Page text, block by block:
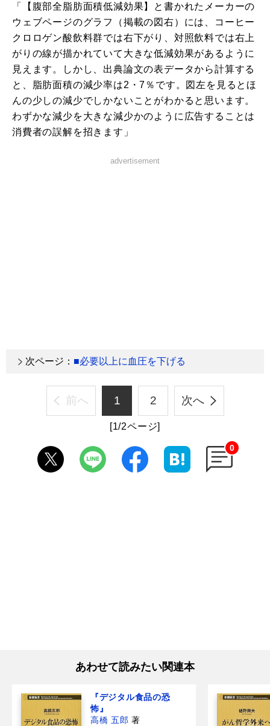
「【腹部全脂肪面積低減効果】と書かれたメーカーの
ウェブページのグラフ（掲載の図右）には、コーヒー
クロロゲン酸飲料群では右下がり、対照飲料では右上
がりの線が描かれていて大きな低減効果があるように
見えます。しかし、出典論文の表データから計算する
と、脂肪面積の減少率は2・7％です。図左を見るとほ
んの少しの減少でしかないことがわかると思います。
わずかな減少を大きな減少かのように広告することは
消費者の誤解を招きます」
advertisement
次ページ： ■必要以上に血圧を下げる
前へ 1 2 次へ
[1/2ページ]
0
あわせて読みたい関連本
『デジタル食品の恐
怖』
高橋 五郎 著